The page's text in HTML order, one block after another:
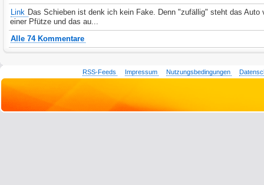
Link Das Schieben ist denk ich kein Fake. Denn "zufällig" steht das Auto
einer Pfütze und das au...
Alle 74 Kommentare
RSS-Feeds Impressum Nutzungsbedingungen